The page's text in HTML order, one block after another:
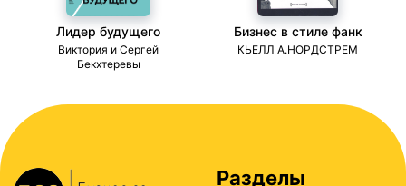
Лидер будущего
Виктория и Сергей
Бекхтеревы
Бизнес в стиле фанк
КЬЕЛЛ А.НОРДСТРЕМ
Разделы